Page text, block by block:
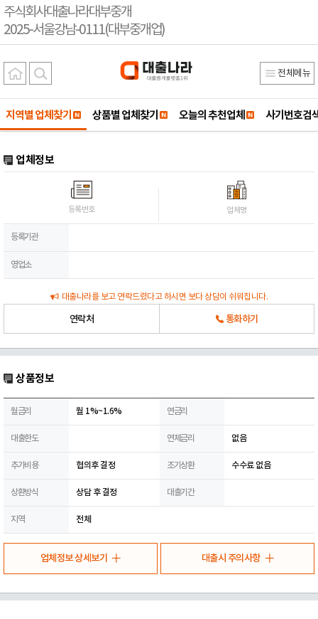
주식회사대출나라대부중개
2025-서울강남-0111(대부중개업)
전체메뉴
지역별 업체찾기 상품별 업체찾기 오늘의 추천업체 사기번호검
업체정보
등록번호 업체명
등록기관
영업소
대출나라를 보고 연락드렸다고 하시면 보다 상담이 쉬워집니다.
연락처 통화하기
상품정보
월금리 월 1%~1.6% 연금리
대출한도 연체금리 없음
추가비용 협의후 결정 조기상환 수수료 없음
상환방식 상담 후 결정 대출기간
지역 전체
업체정보 상세보기 대출시 주의사항